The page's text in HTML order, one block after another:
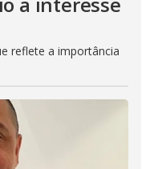
reflete a importância